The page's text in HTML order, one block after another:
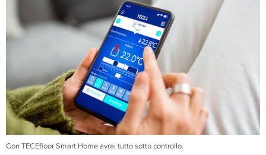
Con TECEfloor Smart Home avrai tutto sotto controllo.